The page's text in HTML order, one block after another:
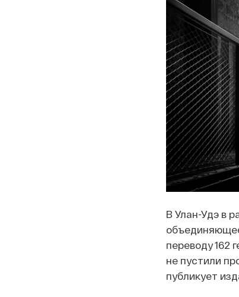
В Улан-Удэ в
переводу 162
не пустили
публикует